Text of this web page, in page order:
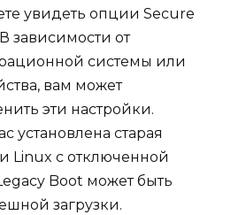
увидеть опции Secure
зависимости от
системы или
вам может
эти настройки.
установлена старая
Linux с отключенной
Boot может быть
загрузки.